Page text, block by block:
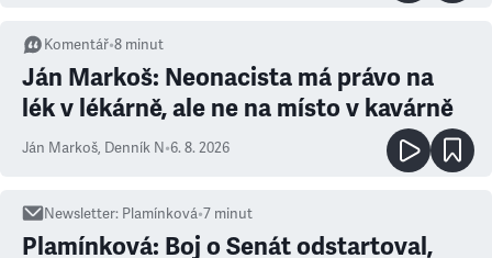
Komentář•8 minut
Ján Markoš: Neonacista má právo na
lék v lékárně, ale ne na místo v kavárně
Ján Markoš, Denník N•6. 8. 2026
Newsletter: Plamínková•7 minut
Plamínková: Boj o Senát odstartoval,